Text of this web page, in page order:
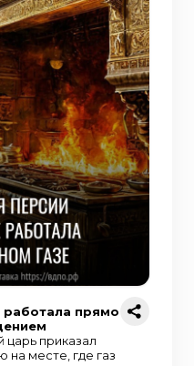
работала прямо
царь приказал
на месте, где газ